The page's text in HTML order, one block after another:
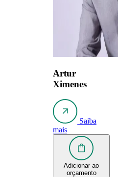
Artur
Ximenes
Saiba
mais
Adicionar ao
orçamento